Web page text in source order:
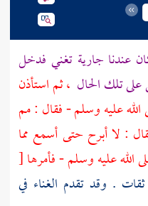
عندنا جارية تغني فدخل
تلك الحال ، ثم استأذن
عليه وسلم - فقال : مم
: لا أبرح حتى أسمع مما
عليه وسلم - فأمرها[
. وقد تقدم الغناء في